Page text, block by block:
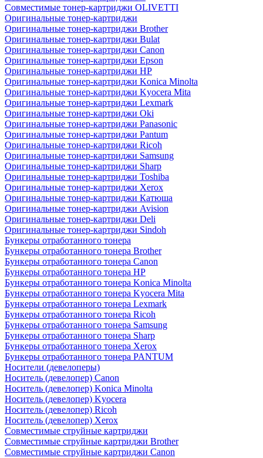
Совместимые тонер-картриджи OLIVETTI
Оригинальные тонер-картриджи
Оригинальные тонер-картриджи Brother
Оригинальные тонер-картриджи Bulat
Оригинальные тонер-картриджи Canon
Оригинальные тонер-картриджи Epson
Оригинальные тонер-картриджи HP
Оригинальные тонер-картриджи Konica Minolta
Оригинальные тонер-картриджи Kyocera Mita
Оригинальные тонер-картриджи Lexmark
Оригинальные тонер-картриджи Oki
Оригинальные тонер-картриджи Panasonic
Оригинальные тонер-картриджи Pantum
Оригинальные тонер-картриджи Ricoh
Оригинальные тонер-картриджи Samsung
Оригинальные тонер-картриджи Sharp
Оригинальные тонер-картриджи Toshiba
Оригинальные тонер-картриджи Xerox
Оригинальные тонер-картриджи Катюша
Оригинальные тонер-картриджи Avision
Оригинальные тонер-картриджи Deli
Оригинальные тонер-картриджи Sindoh
Бункеры отработанного тонера
Бункеры отработанного тонера Brother
Бункеры отработанного тонера Canon
Бункеры отработанного тонера HP
Бункеры отработанного тонера Konica Minolta
Бункеры отработанного тонера Kyocera Mita
Бункеры отработанного тонера Lexmark
Бункеры отработанного тонера Ricoh
Бункеры отработанного тонера Samsung
Бункеры отработанного тонера Sharp
Бункеры отработанного тонера Xerox
Бункеры отработанного тонера PANTUM
Носители (девелоперы)
Носитель (девелопер) Canon
Носитель (девелопер) Konica Minolta
Носитель (девелопер) Kyocera
Носитель (девелопер) Ricoh
Носитель (девелопер) Xerox
Совместимые струйные картриджи
Совместимые струйные картриджи Brother
Совместимые струйные картриджи Canon